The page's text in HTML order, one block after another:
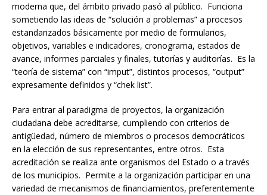
moderna que, del ámbito privado pasó al público. Funciona
sometiendo las ideas de “solución a problemas” a procesos
estandarizados básicamente por medio de formularios,
objetivos, variables e indicadores, cronograma, estados de
avance, informes parciales y finales, tutorías y auditorías. Es la
“teoría de sistema” con “imput”, distintos procesos, “output”
expresamente definidos y “chek list”.
Para entrar al paradigma de proyectos, la organización
ciudadana debe acreditarse, cumpliendo con criterios de
antigüedad, número de miembros o procesos democráticos
en la elección de sus representantes, entre otros. Esta
acreditación se realiza ante organismos del Estado o a través
de los municipios. Permite a la organización participar en una
variedad de mecanismos de financiamientos, preferentemente